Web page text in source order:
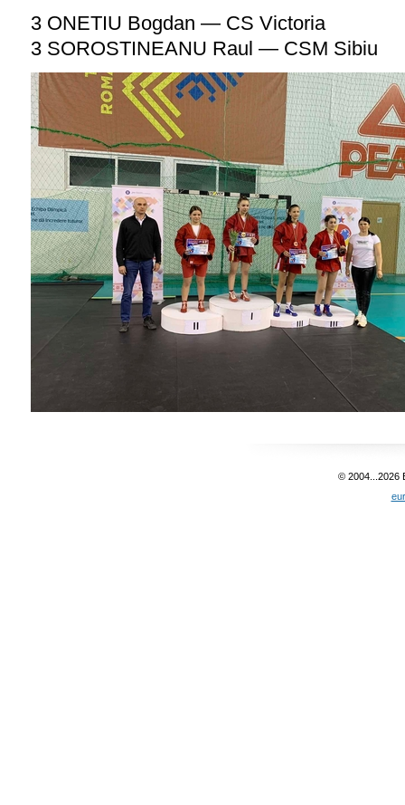
3 ONETIU Bogdan — CS Victoria
3 SOROSTINEANU Raul — CSM Sibiu
© 2004...2026